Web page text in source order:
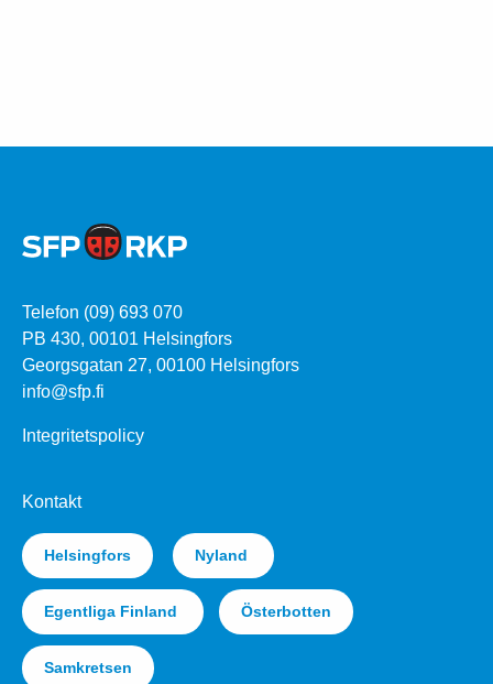
Telefon (09) 693 070
PB 430, 00101 Helsingfors
Georgsgatan 27, 00100 Helsingfors
info@sfp.fi
Integritetspolicy
Kontakt
Helsingfors Nyland
Egentliga Finland Österbotten
Samkretsen